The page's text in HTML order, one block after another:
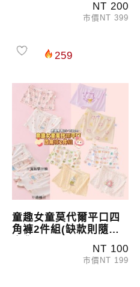
NT 200
市價NT 399
259
童趣女童莫代爾平口四
角褲2件組(缺款則隨機
NT 100
市價NT 199